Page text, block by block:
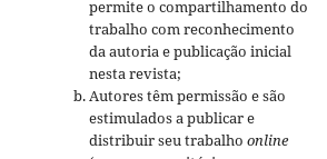
permite o compartilhamento do
trabalho com reconhecimento
da autoria e publicação inicial
nesta revista;
Autores têm permissão e são
estimulados a publicar e
distribuir seu trabalho online